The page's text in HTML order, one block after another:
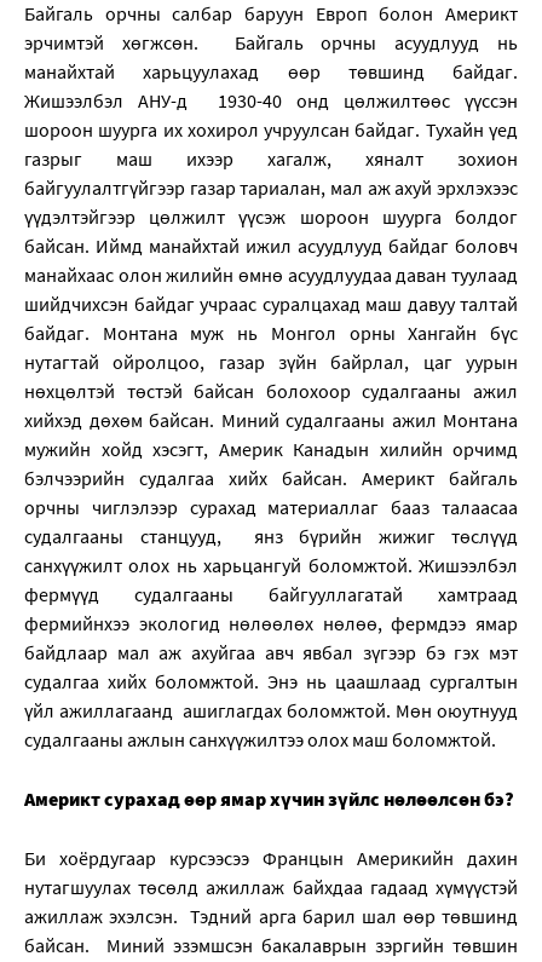
Байгаль орчны салбар баруун Европ болон Америкт
эрчимтэй хөгжсөн. Байгаль орчны асуудлууд нь
манайхтай харьцуулахад өөр төвшинд байдаг.
Жишээлбэл АНУ-д 1930-40 онд цөлжилтөөс үүссэн
шороон шуурга их хохирол учруулсан байдаг. Тухайн үед
газрыг маш ихээр хагалж, хяналт зохион
байгуулалтгүйгээр газар тариалан, мал аж ахуй эрхлэхээс
үүдэлтэйгээр цөлжилт үүсэж шороон шуурга болдог
байсан. Иймд манайхтай ижил асуудлууд байдаг боловч
манайхаас олон жилийн өмнө асуудлуудаа даван туулаад
шийдчихсэн байдаг учраас суралцахад маш давуу талтай
байдаг. Монтана муж нь Монгол орны Хангайн бүс
нутагтай ойролцоо, газар зүйн байрлал, цаг уурын
нөхцөлтэй төстэй байсан болохоор судалгааны ажил
хийхэд дөхөм байсан. Миний судалгааны ажил Монтана
мужийн хойд хэсэгт, Америк Канадын хилийн орчимд
бэлчээрийн судалгаа хийх байсан. Америкт байгаль
орчны чиглэлээр сурахад материаллаг бааз талаасаа
судалгааны станцууд, янз бүрийн жижиг төслүүд
санхүүжилт олох нь харьцангуй боломжтой. Жишээлбэл
фермүүд судалгааны байгууллагатай хамтраад
фермийнхээ экологид нөлөөлөх нөлөө, фермдээ ямар
байдлаар мал аж ахуйгаа авч явбал зүгээр бэ гэх мэт
судалгаа хийх боломжтой. Энэ нь цаашлаад сургалтын
үйл ажиллагаанд ашиглагдах боломжтой. Мөн оюутнууд
судалгааны ажлын санхүүжилтээ олох маш боломжтой.
Америкт сурахад өөр ямар хүчин зүйлс нөлөөлсөн бэ?
Би хоёрдугаар курсээсээ Францын Америкийн дахин
нутагшуулах төсөлд ажиллаж байхдаа гадаад хүмүүстэй
ажиллаж эхэлсэн. Тэдний арга барил шал өөр төвшинд
байсан. Миний эзэмшсэн бакалаврын зэргийн төвшин